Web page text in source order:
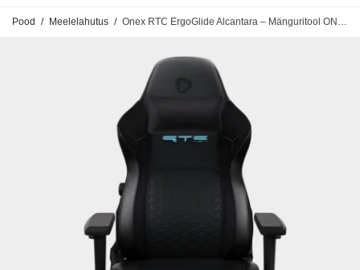
Pood / Meelelahutus / Onex RTC ErgoGlide Alcantara – Mänguritool ONEX-RTC-EG-AP-B